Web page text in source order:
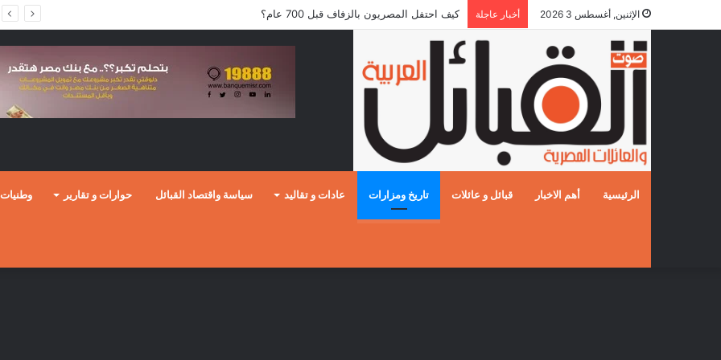
الإثنين, أغسطس 3 2026 أخبار عاجلة كيف احتفل المصريون بالزفاف قبل 700 عام؟
الرئيسية أهم الاخبار قبائل و عائلات تاريخ ومزارات عادات و تقاليد سياسة واقتصاد القبائل حوارات و تقارير وطنيات